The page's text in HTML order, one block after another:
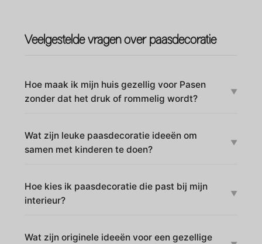
Veelgestelde vragen over paasdecoratie
Hoe maak ik mijn huis gezellig voor Pasen
zonder dat het druk of rommelig wordt?
Wat zijn leuke paasdecoratie ideeën om
samen met kinderen te doen?
Hoe kies ik paasdecoratie die past bij mijn
interieur?
Wat zijn originele ideeën voor een gezellige